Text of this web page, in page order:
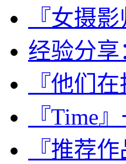
『女摄
经验分享
『他们
『Time
『推荐